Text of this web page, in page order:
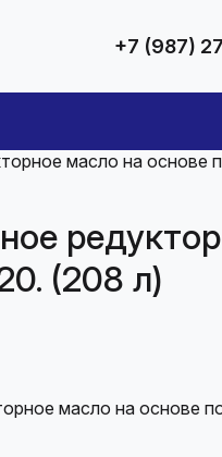
+7 (987)
масло на основе
(208 л)
масло на основе